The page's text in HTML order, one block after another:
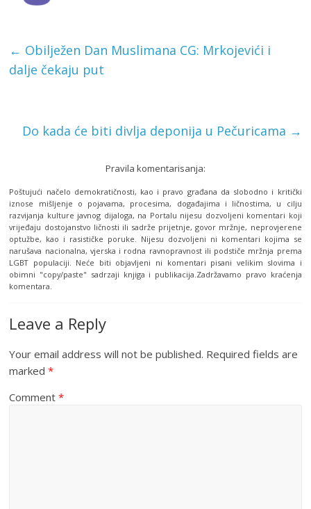
← Obilježen Dan Muslimana CG: Mrkojevići i
dalje čekaju put
Do kada će biti divlja deponija u Pečuricama →
Pravila komentarisanja:
Poštujući načelo demokratičnosti, kao i pravo građana da slobodno i kritički
iznose mišljenje o pojavama, procesima, događajima i ličnostima, u cilju
razvijanja kulture javnog dijaloga, na Portalu nijesu dozvoljeni komentari koji
vrijeđaju dostojanstvo ličnosti ili sadrže prijetnje, govor mržnje, neprovjerene
optužbe, kao i rasističke poruke. Nijesu dozvoljeni ni komentari kojima se
narušava nacionalna, vjerska i rodna ravnopravnost ili podstiče mržnja prema
LGBT populaciji. Neće biti objavljeni ni komentari pisani velikim slovima i
obimni "copy/paste" sadrzaji knjiga i publikacija.Zadržavamo pravo kraćenja
komentara.
Leave a Reply
Your email address will not be published. Required fields are
marked*
Comment*